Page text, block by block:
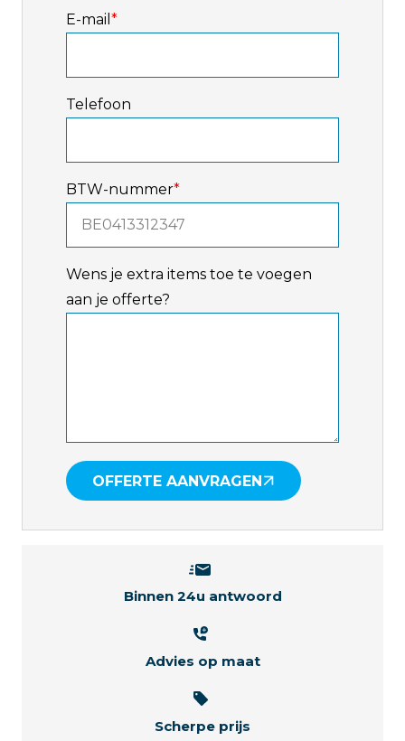
E-mail *
Telefoon
BTW-nummer*
Wens je extra items toe te voegen
aan je offerte?
OFFERTE AANVRAGEN
Binnen 24u antwoord
Advies op maat
Scherpe prijs